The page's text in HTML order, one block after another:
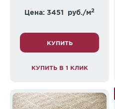
Цена: 3451 руб./м2
КУПИТЬ
КУПИТЬ В 1 КЛИК